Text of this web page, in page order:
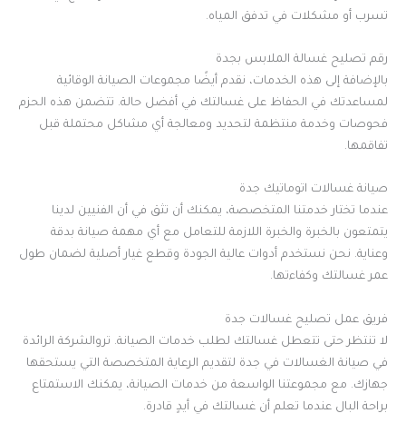
تسرب أو مشكلات في تدفق المياه.
رقم تصليح غسالة الملابس بجدة
بالإضافة إلى هذه الخدمات، نقدم أيضًا مجموعات الصيانة الوقائية
لمساعدتك في الحفاظ على غسالتك في أفضل حالة. تتضمن هذه الحزم
فحوصات وخدمة منتظمة لتحديد ومعالجة أي مشاكل محتملة قبل
تفاقمها.
صيانة غسالات اتوماتيك جدة
عندما تختار خدمتنا المتخصصة، يمكنك أن تثق في أن الفنيين لدينا
يتمتعون بالخبرة والخبرة اللازمة للتعامل مع أي مهمة صيانة بدقة
وعناية. نحن نستخدم أدوات عالية الجودة وقطع غيار أصلية لضمان طول
عمر غسالتك وكفاءتها.
فريق عمل تصليح غسالات جدة
لا تنتظر حتى تتعطل غسالتك لطلب خدمات الصيانة. تروالشركة الرائدة
في صيانة الغسالات في جدة لتقديم الرعاية المتخصصة التي يستحقها
جهازك. مع مجموعتنا الواسعة من خدمات الصيانة، يمكنك الاستمتاع
براحة البال عندما تعلم أن غسالتك في أيدٍ قادرة.